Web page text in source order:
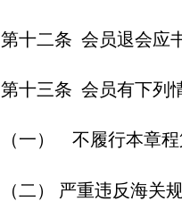
第十二条 会员退会应
第十三条 会员有下列
（一） 不履行本章
（二） 严重违反海关